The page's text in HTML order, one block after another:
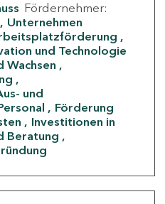
Fördernehmer:
Unternehmen
und Technologie
Wachsen
und
Förderung
Investitionen in
Beratung